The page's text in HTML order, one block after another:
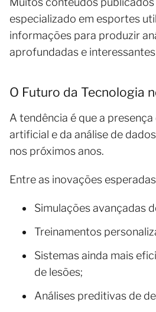
especializado em esportes
informações para produzir
aprofundadas e
O Futuro da Tecnologia
A tendência é que a
artificial e da análise de
nos próximos anos.
Entre as inovações
Simulações avançadas
Treinamentos
Sistemas ainda mais
de lesões;
Análises preditivas de